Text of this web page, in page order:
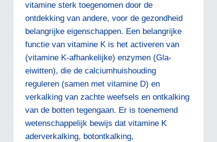
vitamine sterk toegenomen door de
ontdekking van andere, voor de gezondheid
belangrijke eigenschappen. Een belangrijke
functie van vitamine K is het activeren van
(vitamine K-afhankelijke) enzymen (Gla-
eiwitten), die de calciumhuishouding
reguleren (samen met vitamine D) en
verkalking van zachte weefsels en ontkalking
van de botten tegengaan. Er is toenemend
wetenschappelijk bewijs dat vitamine K
aderverkalking, botontkalking,